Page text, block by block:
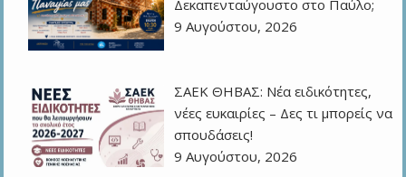
Δεκαπενταύγουστο στο Παύλο;
9 Αυγούστου, 2026
ΣΑΕΚ ΘΗΒΑΣ: Νέα ειδικότητες,
νέες ευκαιρίες – Δες τι μπορείς να
σπουδάσεις!
9 Αυγούστου, 2026